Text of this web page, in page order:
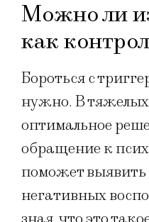
Можно ли
как
Бороться с
нужно. В тяжелых
оптимальное
обращение к
поможет выявить
негативных